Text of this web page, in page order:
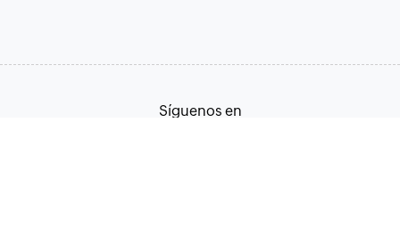
Síguenos en